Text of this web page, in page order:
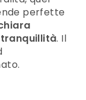
perfette
. Il